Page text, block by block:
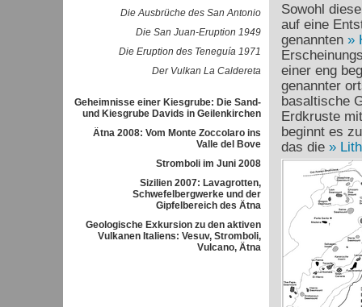
Die Ausbrüche des San Antonio
Die San Juan-Eruption 1949
Die Eruption des Teneguía 1971
Der Vulkan La Caldereta
Geheimnisse einer Kiesgrube: Die Sand-
und Kiesgrube Davids in Geilenkirchen
Ätna 2008: Vom Monte Zoccolaro ins
Valle del Bove
Stromboli im Juni 2008
Sizilien 2007: Lavagrotten,
Schwefelbergwerke und der
Gipfelbereich des Ätna
Geologische Exkursion zu den aktiven
Vulkanen Italiens: Vesuv, Stromboli,
Vulcano, Ätna
Sowohl
auf eine
genannten
einer eng
genannter
basaltische
Erdkruste
beginnt es
das die